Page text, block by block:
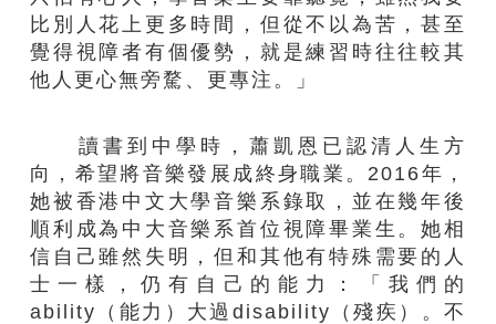
比別人花上更多時間，但從不以為苦，甚至
覺得視障者有個優勢，就是練習時往往較其
他人更心無旁騖、更專注。」
讀書到中學時，蕭凱恩已認清人生方
向，希望將音樂發展成終身職業。2016年，
她被香港中文大學音樂系錄取，並在幾年後
順利成為中大音樂系首位視障畢業生。她相
信自己雖然失明，但和其他有特殊需要的人
士一樣，仍有自己的能力：「我們的
ability（能力）大過disability（殘疾）。不